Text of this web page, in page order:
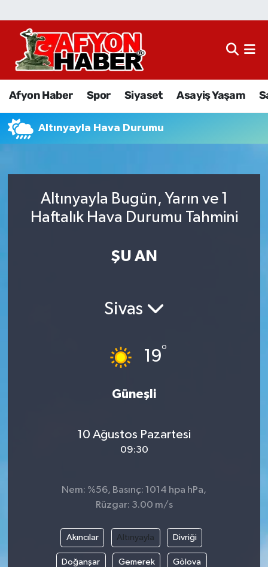
Afyon Haber Spor Siyaset Asayiş Yaşam
Altınyayla Hava Durumu
Altınyayla Bugün, Yarın ve 1
Haftalık Hava Durumu Tahmini
ŞU AN
Sivas
19°
Güneşli
10 Ağustos Pazartesi
09:30
Nem: %56, Basınç: 1014 hpa hPa,
Rüzgar: 3.00 m/s
Akıncılar Altınyayla Divriği
Doğanşar Gemerek Gölova
Afyon Haber
Asayiş Yaşam
Eğitim